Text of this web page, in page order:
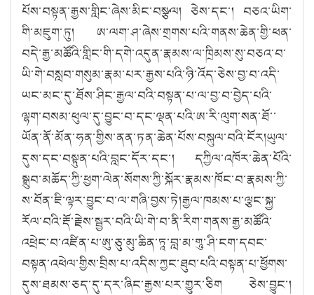
པོས་བསྟན་རྒྱས་གླིང་ཞེས་མིང་བསྩལ། ཅེས་དང་། བཅའ་ཡིག་
གི་མཇུག་ཏུ། ཨ་ལག་ཤ་ཞེས་གྲགས་པའི་གནས་ཆེན་གྱི་ཕན་
བདེ་རྒྱ་མཚོའི་གླིང་གི་དགེ་འདུན་རྣམས་ལ་ཁྲིམས་སུ་བཅའ་བ་
ཡི་གེ་བསླབ་གསུམ་རྣམ་པར་རྒྱས་པའི་ཉི་འོད་ཅེས་བྱ་བ་འདི་
ཡང་མང་དུ་ཐོས་ཤིང་རྒྱལ་བའི་བསྟན་པ་ལ་བྱ་བ་བྱེད་པའི་
ལྷག་བསམ་ཕུལ་དུ་བྱུང་བ་དང་ལྡན་པའི་ཨ་རི་ལུག་སན་ཐོ་་
ཡོན་ནོ་མོན་ཧན་གྱིས་ནན་ཏན་ཆེན་པོས་བསྐུལ་བའི་ངོར།ཡུལ་
དུས་དང་བསྟུན་པའི་བླང་དོར་དང་། དཀྱིལ་འཁོར་ཆེན་པོའི་
སྒྲུབ་མཆོད་ཀྱི་ཕྱག་ལེན་སོགས་ཀྱི་སྐོར་རྣམས་ཁོང་བ་རྣམས་ཀྱི་
ས་བོན་ཇི་ལྟར་བྱུང་བ་ལ་གཞི་བྱས་ཏེ།རྒྱལ་ཁམས་པ་ལྕང་སྐྱ་
རོལ་བའི་རྡོ་རྗེས་སྦྱར་བའི་ཡི་གེ་བ་ནི་རིག་གནས་རྒྱ་མཚོའི་
འཕྲེང་བ་འཛིན་པ་ཨུ་ཅུ་མུ་ཆིན་ཏཱ་བླ་མ་གཱུ་ཤི་ངག་དབང་
བསྟན་འཕེལ་གྱིས་བྲིས་པ་འདིས་ཀྱང་ཐུབ་པའི་བསྟན་པ་ཕྱོགས་
དུས་ཐམས་ཅད་དུ་དར་ཞིང་རྒྱས་པར་གྱུར་ཅིག ཅེས་བྱུང་།